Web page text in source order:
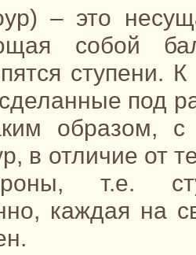
– это
собой
ступени.
под
образом,
в отличие от
т.е.
каждая на